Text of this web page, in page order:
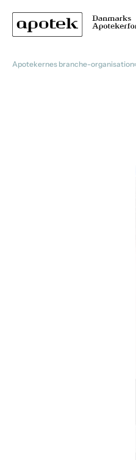
Apotekernes branche-organisation